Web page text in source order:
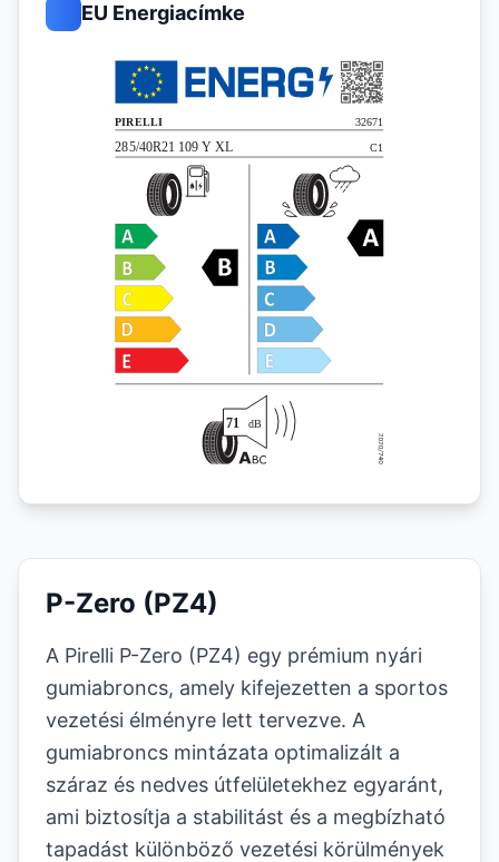
EU Energiacímke
P-Zero (PZ4)
A Pirelli P-Zero (PZ4) egy prémium nyári
gumiabroncs, amely kifejezetten a sportos
vezetési élményre lett tervezve. A
gumiabroncs mintázata optimalizált a
száraz és nedves útfelületekhez egyaránt,
ami biztosítja a stabilitást és a megbízható
tapadást különböző vezetési körülmények